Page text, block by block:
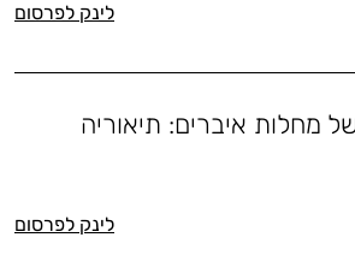
לינק לפרסום
מחלות איברים: תיאוריה
לינק לפרסום